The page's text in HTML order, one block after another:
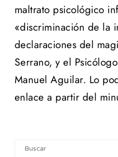
maltrato psicológico
«discriminación de la
declaraciones del
Serrano, y el
Manuel Aguilar. Lo
enlace a partir del
Search